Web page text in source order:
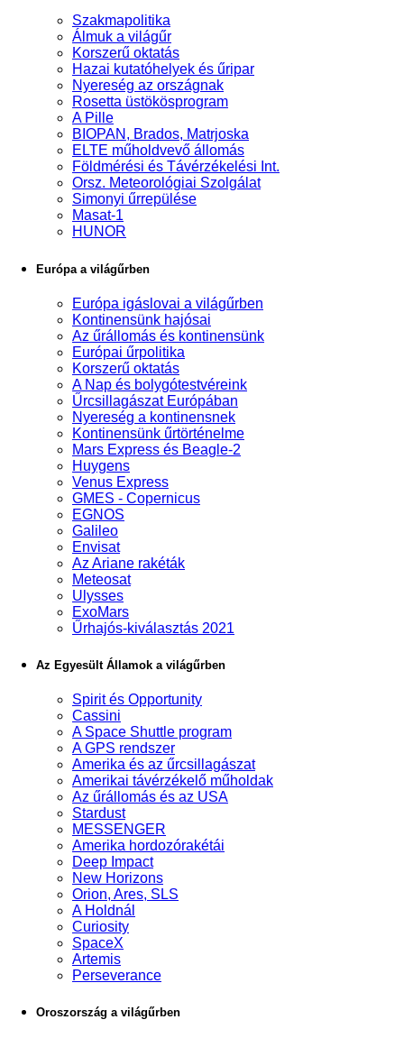
Szakmapolitika
Álmuk a világűr
Korszerű oktatás
Hazai kutatóhelyek és űripar
Nyereség az országnak
Rosetta üstökösprogram
A Pille
BIOPAN, Brados, Matrjoska
ELTE műholdvevő állomás
Földmérési és Távérzékelési Int.
Orsz. Meteorológiai Szolgálat
Simonyi űrrepülése
Masat-1
HUNOR
Európa a világűrben
Európa igáslovai a világűrben
Kontinensünk hajósai
Az űrállomás és kontinensünk
Európai űrpolitika
Korszerű oktatás
A Nap és bolygótestvéreink
Űrcsillagászat Európában
Nyereség a kontinensnek
Kontinensünk űrtörténelme
Mars Express és Beagle-2
Huygens
Venus Express
GMES - Copernicus
EGNOS
Galileo
Envisat
Az Ariane rakéták
Meteosat
Ulysses
ExoMars
Űrhajós-kiválasztás 2021
Az Egyesült Államok a világűrben
Spirit és Opportunity
Cassini
A Space Shuttle program
A GPS rendszer
Amerika és az űrcsillagászat
Amerikai távérzékelő műholdak
Az űrállomás és az USA
Stardust
MESSENGER
Amerika hordozórakétái
Deep Impact
New Horizons
Orion, Ares, SLS
A Holdnál
Curiosity
SpaceX
Artemis
Perseverance
Oroszország a világűrben